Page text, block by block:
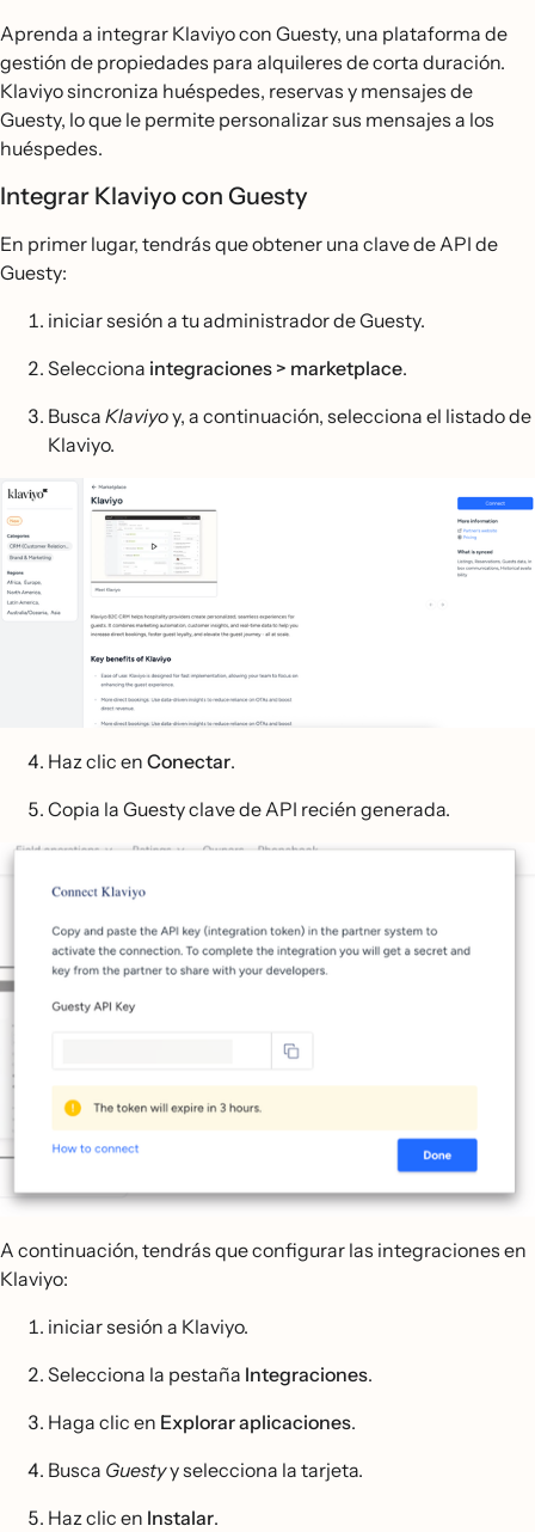
Aprenda a integrar Klaviyo con Guesty, una plataforma de
gestión de propiedades para alquileres de corta duración.
Klaviyo sincroniza huéspedes, reservas y mensajes de
Guesty, lo que le permite personalizar sus mensajes a los
huéspedes.
Integrar Klaviyo con Guesty
En primer lugar, tendrás que obtener una clave de API de
Guesty:
iniciar sesión a tu administrador de Guesty.
Selecciona integraciones > marketplace.
Busca Klaviyoy, a continuación, selecciona el listado de
Klaviyo.
Haz clic en Conectar.
Copia la Guesty clave de API recién generada.
A continuación, tendrás que configurar las integraciones en
Klaviyo:
iniciar sesión a Klaviyo.
Selecciona la pestaña Integraciones.
Haga clic en Explorar aplicaciones.
Busca Guestyy selecciona la tarjeta.
Haz clic en Instalar.